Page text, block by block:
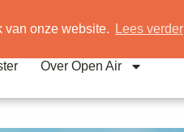
van onze website. Lees verder
Over Open Air